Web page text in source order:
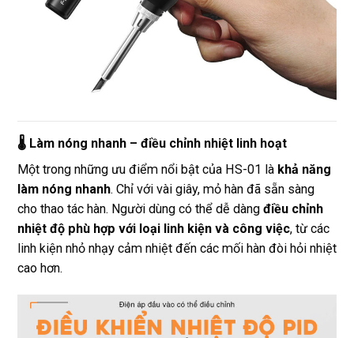
🌡️ Làm nóng nhanh – điều chỉnh nhiệt linh hoạt
Một trong những ưu điểm nổi bật của HS-01 là khả năng
làm nóng nhanh. Chỉ với vài giây, mỏ hàn đã sẵn sàng
cho thao tác hàn. Người dùng có thể dễ dàng điều chỉnh
nhiệt độ phù hợp với loại linh kiện và công việc, từ các
linh kiện nhỏ nhạy cảm nhiệt đến các mối hàn đòi hỏi nhiệt
cao hơn.